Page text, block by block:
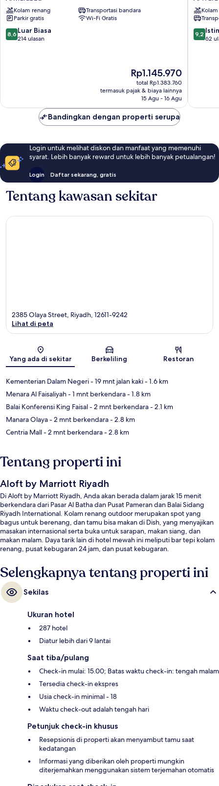
Riyadh
Palace
by
IHG
Al
Kolam renang
Transportasi bandara
Parkir gratis
Wi-Fi Gratis
8.6
dari
8,6 Luar Biasa
214 ulasan
Harga
sekarang
Rp1.145.970
Rp1.145.970
total Rp1.383.760
termasuk pajak & biaya lainnya
15 Agu - 16 Agu
Hotel
Edge
By
Rotana
Al
9.2
dari
9,2
62
Bandingkan dengan properti serupa
Login untuk melihat diskon dan manfaat yang memenuhi
syarat. Lebih banyak reward untuk lebih banyak petualangan!
Login Daftar sekarang, gratis
Tentang kawasan sekitar
Peta
2385 Olaya Street, Riyadh, 12611-9242
Lihat di peta
Yang ada di sekitar Berkeliling Restoran
Kementerian Dalam Negeri- 19 mnt jalan kaki- 1.6 km
Menara Al Faisaliyah- 1 mnt berkendara- 1.8 km
Balai Konferensi King Faisal- 2 mnt berkendara- 2.1 km
Manara Olaya- 2 mnt berkendara- 2.8 km
Centria Mall- 2 mnt berkendara- 2.8 km
Tentang properti ini
Aloft by Marriott Riyadh
Di Aloft by Marriott Riyadh, Anda akan berada dalam jarak 15 menit
berkendara dari Pasar Al Batha dan Pusat Pameran dan Balai Sidang
Riyadh International. Kolam renang outdoor merupakan spot yang
bagus untuk berenang, dan tamu bisa makan di Dish, yang menyajikan
masakan internasional serta buka untuk sarapan, makan siang, dan
makan malam. Daya tarik lain di hotel mewah ini meliputi bar tepi kolam
renang, pusat kebugaran 24 jam, dan pusat kebugaran.
Selengkapnya tentang properti ini
Sekilas
Ukuran hotel
287 hotel
Diatur lebih dari 9 lantai
Saat tiba/pulang
Check-in mulai: 15.00; Batas waktu check-in: tengah malam
Tersedia check-in ekspres
Usia check-in minimal - 18
Waktu check-out adalah tengah hari
Petunjuk check-in khusus
Resepsionis di properti akan menyambut tamu saat
kedatangan
Informasi yang diberikan oleh properti mungkin
diterjemahkan menggunakan sistem terjemahan otomatis